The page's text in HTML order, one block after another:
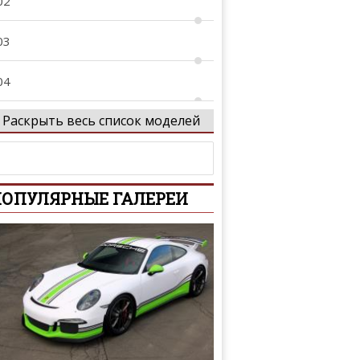
GTi
Раскрыть весь список моделей
ГАЛЕРЕИ